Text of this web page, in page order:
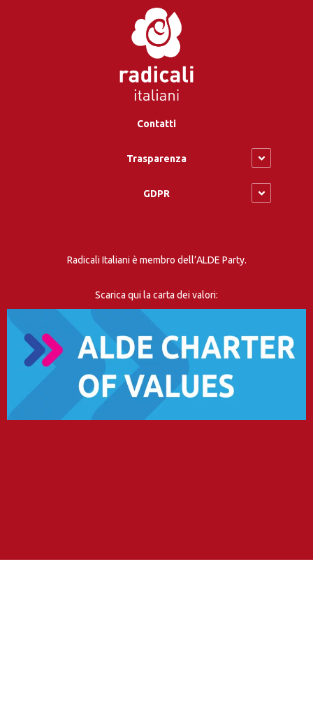
Contatti
Trasparenza
GDPR
Radicali Italiani è membro dell’ALDE Party.
Scarica qui la carta dei valori: